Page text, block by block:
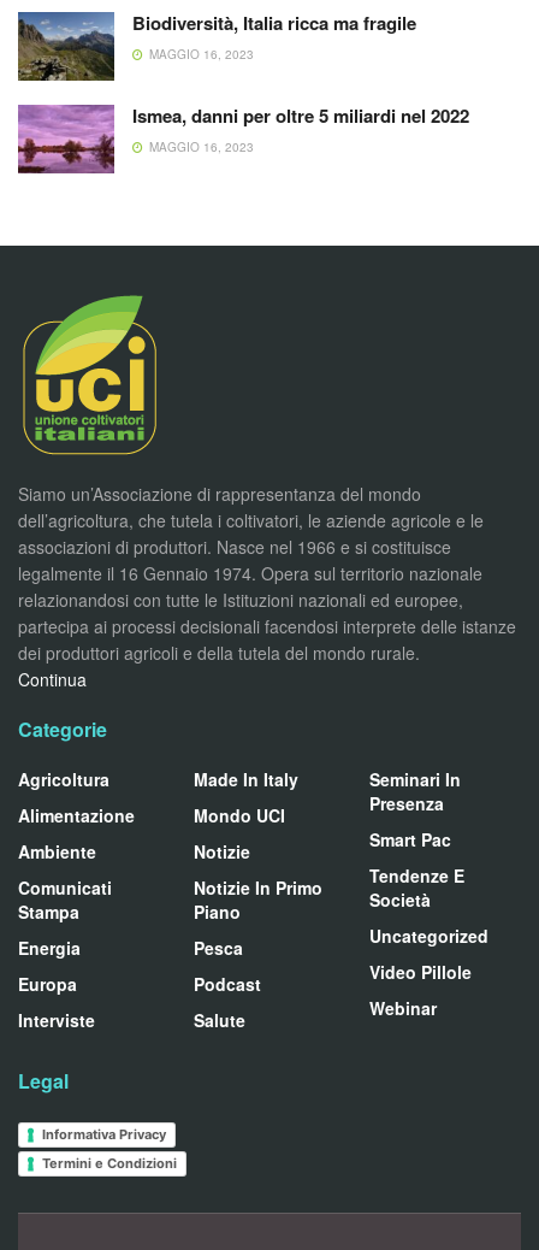
Biodiversità, Italia ricca ma fragile
MAGGIO 16, 2023
Ismea, danni per oltre 5 miliardi nel 2022
MAGGIO 16, 2023
Siamo un’Associazione di rappresentanza del mondo
dell’agricoltura, che tutela i coltivatori, le aziende agricole e le
associazioni di produttori. Nasce nel 1966 e si costituisce
legalmente il 16 Gennaio 1974. Opera sul territorio nazionale
relazionandosi con tutte le Istituzioni nazionali ed europee,
partecipa ai processi decisionali facendosi interprete delle istanze
dei produttori agricoli e della tutela del mondo rurale.
Continua
Categorie
Agricoltura
Alimentazione
Ambiente
Comunicati
Stampa
Energia
Europa
Interviste
Made In Italy
Mondo UCI
Notizie
Notizie In Primo
Piano
Pesca
Podcast
Salute
Seminari In
Presenza
Smart Pac
Tendenze E
Società
Uncategorized
Video Pillole
Webinar
Legal
Informativa Privacy
Termini e Condizioni